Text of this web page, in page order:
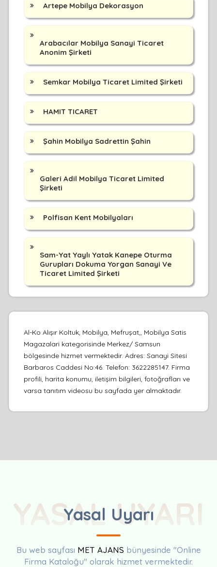
Artepe Mobilya Dekorasyon
Arabacılar Mobilya Sanayi Ticaret
Anonim Şirketi
Semkar Mobilya Ticaret Limited Şirketi
HAMIT TICARET
Şahin Mobilya Sadrettin Şahin
Galeri Adil Mobilya Ticaret Limited
Şirketi
Polfisan Kent Mobilyaları
Sam-Yat Yaylı Yatak Kanepe Oturma
Gurupları Dokuma Yorgan Sanayi Ve
Ticaret Limited Şirketi
Al-Ko Alışır Koltuk, Mobilya, Mefruşat,, Mobilya Satis
Magazalari kategorisinde Merkez/ Samsun
bölgesinde hizmet vermektedir. Adres: Sanayi Sitesi
Barbaros Caddesi No:46. Telefon: 3622285147. Firma
profili, harita konumu, iletişim bilgileri, fotoğrafları ve
varsa tanıtım videosu bu sayfada yer almaktadır.
Yasal Uyarı
YASAL UYARI
Bu web sayfası MET AJANS bünyesinde "Online
Firma Kataloğu" olarak hizmet vermektedir.